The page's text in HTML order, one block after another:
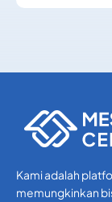
Kami adalah
memungkinkan